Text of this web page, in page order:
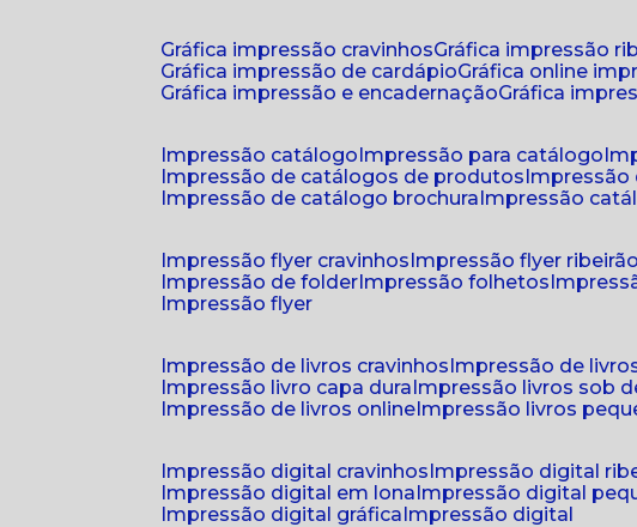
gráfica impressão cravinhos
gráfica impressão
gráfica impressão de cardápio
gráfica online
gráfica impressão e encadernação
gráfica
impressão catálogo impressão para catálogo
impressão de catálogos de produtos
impressão de catálogo brochura impressão
impressão flyer cravinhos impressão flyer
impressão de folder impressão folhetos
impressão flyer
impressão de livros cravinhos impressão de
impressão livro capa dura impressão livros sob
impressão de livros online impressão livros
impressão digital cravinhos impressão digital
impressão digital em lona impressão digital
impressão digital gráfica impressão digital